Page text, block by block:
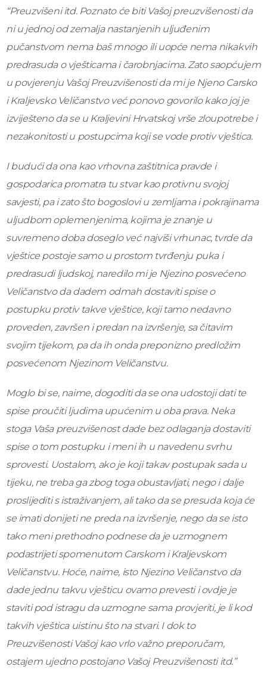
“Preuzvišeni itd. Poznato će biti Vašoj preuzvišenosti da
ni u jednoj odzemalja nastanjenih uljuđenim
pučanstvom nema baš mnogo ili uopće nema nikakvih
predrasuda o vješticama i čarobnjacima. Zato saopćujem
u povjerenju Vašoj Preuzvišenosti da mi je Njeno Carsko
i Kraljevsko Veličanstvoveć ponovo govorilo kako joj je
izviješteno da se u KraljeviniHrvatskoj vrše zloupotrebe i
nezakonitosti u postupcima koji se vode protivvještica.
I budući da ona kao vrhovna zaštitnica pravde i
gospodaricapromatra tu stvar kao protivnu svojoj
savjesti, pa i zato što bogoslovi u zemljama i pokrajinama
uljudbom oplemenjenima, kojima je znanje u
suvremeno doba doseglo već najviši vrhunac, tvrde da
vještice postojesamo u prostom tvrđenju puka i
predrasudi ljudskoj, naredilo mi je Njezinoposvećeno
Veličanstvo da dadem odmah dostaviti spise o
postupkuprotiv takve vještice, koji tamo nedavno
proveden, završen i predan naizvršenje, sa čitavim
svojim tijekom, pa da ih onda preponizno predložim
posvećenom Njezinom Veličanstvu.
Moglo bi se, naime, dogoditi da se onaudostoji dati te
spise proučiti ljudima upućenim u oba prava. Neka
stogaVaša preuzvišenost dade bez odlaganja dostaviti
spise o tom postupku imeni ih u navedenu svrhu
sprovesti. Uostalom, ako je koji takav postupaksada u
tijeku, ne treba ga zbog toga obustavljati, nego i dalje
proslijediti sistraživanjem, ali tako da se presuda koja će
se imati donijeti ne preda naizvršenje, nego da se isto
tako meni prethodno podnese da je uzmognem
podastrijeti spomenutom Carskom i Kraljevskom
Veličanstvu. Hoće, naime, isto Njezino Veličanstvo da
dade jednu takvu vješticu ovamo prevestii ovdje je
staviti pod istragu da uzmogne sama provjeriti, je li kod
takvih vještica uistinu što na stvari. I dok to
Preuzvišenosti Vašoj kao vrlo važno preporučam,
ostajem ujedno postojano Vašoj Preuzvišenosti itd.”